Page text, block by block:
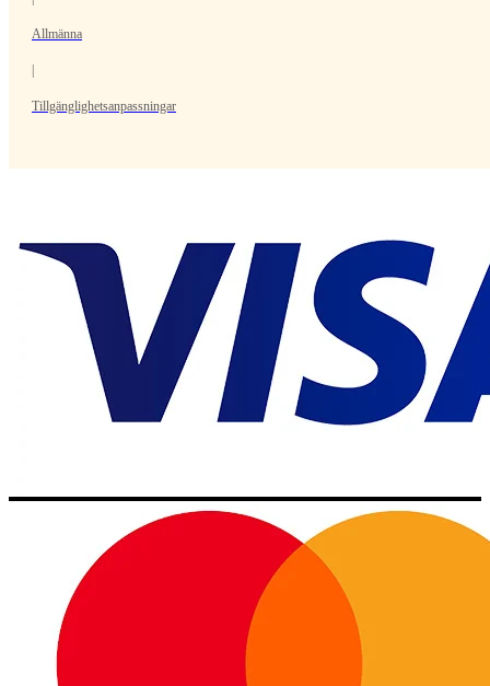
Allmänna
Tillgänglighetsanpassningar